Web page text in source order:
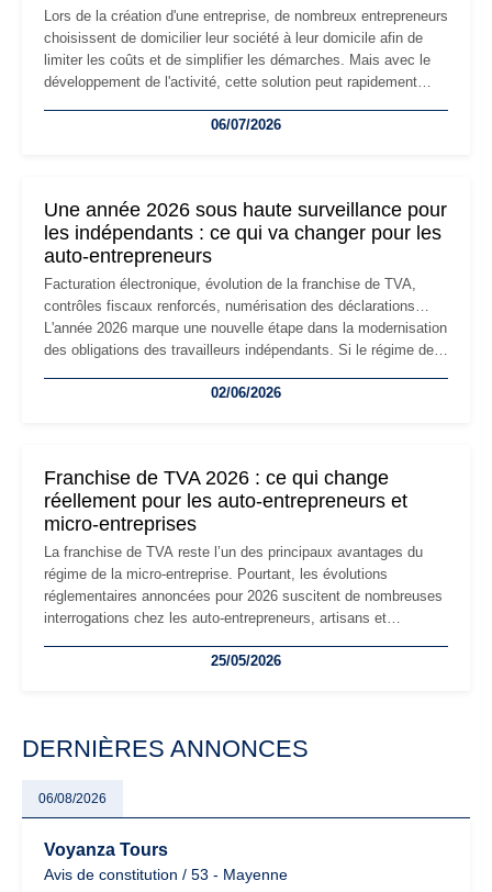
Lors de la création d'une entreprise, de nombreux entrepreneurs
choisissent de domicilier leur société à leur domicile afin de
limiter les coûts et de simplifier les démarches. Mais avec le
développement de l'activité, cette solution peut rapidement
professionnels, recrutement, image de marque… Le
06/07/2026
Une année 2026 sous haute surveillance pour
les indépendants : ce qui va changer pour les
auto-entrepreneurs
Facturation électronique, évolution de la franchise de TVA,
contrôles fiscaux renforcés, numérisation des déclarations…
L'année 2026 marque une nouvelle étape dans la modernisation
des obligations des travailleurs indépendants. Si le régime de
les auto-entrepreneurs devront s'adapter à un environnement
02/06/2026
Franchise de TVA 2026 : ce qui change
réellement pour les auto-entrepreneurs et
micro-entreprises
La franchise de TVA reste l’un des principaux avantages du
régime de la micro-entreprise. Pourtant, les évolutions
réglementaires annoncées pour 2026 suscitent de nombreuses
interrogations chez les auto-entrepreneurs, artisans et
facturation ou risque de bascule vers la TVA : les règles
25/05/2026
DERNIÈRES ANNONCES
06/08/2026
Voyanza Tours
Avis de constitution / 53 - Mayenne